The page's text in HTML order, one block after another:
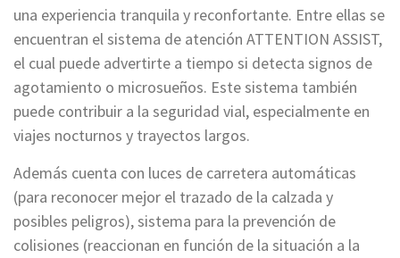
una experiencia tranquila y reconfortante. Entre ellas se
encuentran el sistema de atención ATTENTION ASSIST,
el cual puede advertirte a tiempo si detecta signos de
agotamiento o microsueños. Este sistema también
puede contribuir a la seguridad vial, especialmente en
viajes nocturnos y trayectos largos.
Además cuenta con luces de carretera automáticas
(para reconocer mejor el trazado de la calzada y
posibles peligros), sistema para la prevención de
colisiones (reaccionan en función de la situación a la